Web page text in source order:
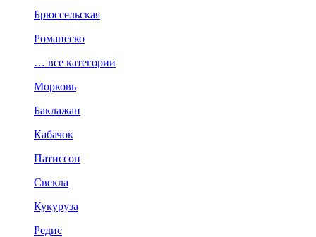
Брюссельская
Романеско
… все категории
Морковь
Баклажан
Кабачок
Патиссон
Свекла
Кукуруза
Редис